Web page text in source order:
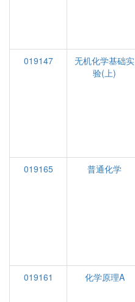
019147
无机化学基础实
验(上)
019165
普通化学
019161
化学原理A